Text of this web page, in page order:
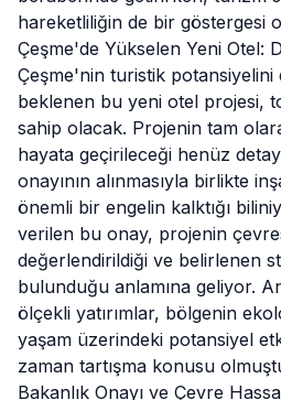
hareketliliğin de bir göstergesi
Çeşme'de Yükselen Yeni Otel:
Çeşme'nin turistik potansiyelini
beklenen bu yeni otel projesi,
sahip olacak. Projenin tam
hayata geçirileceği henüz
onayının alınmasıyla birlikte
önemli bir engelin kalktığı
verilen bu onay, projenin
değerlendirildiği ve belirlenen
bulunduğu anlamına geliyor.
ölçekli yatırımlar, bölgenin
yaşam üzerindeki potansiyel
zaman tartışma konusu
Bakanlık Onayı ve Çevre